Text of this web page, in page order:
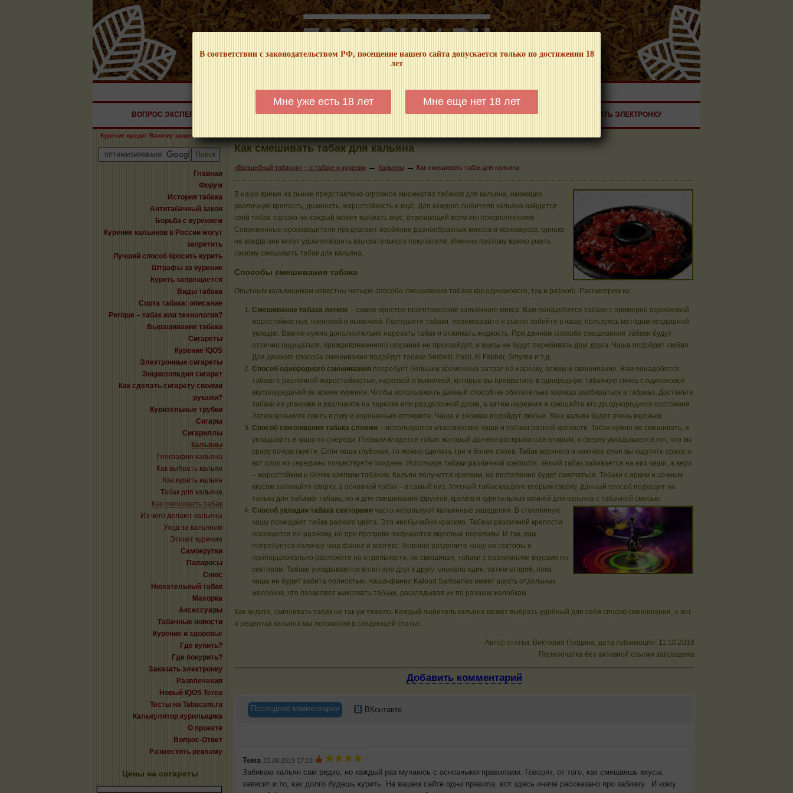
В соответствии с законодательством РФ, посещение нашего сайта допускается только по достижении 18
лет
Мне уже есть 18 лет Мне еще нет 18 лет
НАШ ПОРТАЛ – ИНФОРМАЦИОННЫЙ! МЫ НЕ ЗАНИМАЕМСЯ ПРОДАЖЕЙ И РЕКЛАМОЙ ТАБАЧНОЙ ПРОДУКЦИИ!
ВОПРОС ЭКСПЕРТУ КАЛЬЯНЫ ТРУБКИ ГДЕ КУПИТЬ ГДЕ ПОКУРИТЬ КУРЕНИЕ И ЗДОРОВЬЕ ЗАКАЗАТЬ ЭЛЕКТРОНКУ
Курение вредит Вашему здоровью!
Главная
Форум
История табака
Антитабачный закон
Борьба с курением
Курение кальянов в России могут
запретить
Лучший способ бросить курить
Штрафы за курение
Курить запрещается
Виды табака
Сорта табака: описание
Perique – табак или технология?
Выращивание табака
Сигареты
Курение IQOS
Электронные сигареты
Энциклопедия сигарет
Как сделать сигарету своими
руками?
Курительные трубки
Сигары
Сигариллы
Кальяны
География кальяна
Как выбрать кальян
Как курить кальян
Табак для кальяна
Как смешивать табак
Из чего делают кальяны
Уход за кальяном
Этикет курения
Самокрутки
Папиросы
Снюс
Нюхательный табак
Махорка
Аксессуары
Табачные новости
Курение и здоровье
Где купить?
Где покурить?
Заказать электронку
Развлечения
Новый IQOS Terea
Тесты на Tabacum.ru
Калькулятор курильщика
О проекте
Вопрос-Ответ
Разместить рекламу
Цены на сигареты
Как смешивать табак для кальяна
«Волшебный табачок» – о табаке и курении → Кальяны → Как смешивать табак для кальяна
В наше время на рынке представлено огромное множество табаков для кальяна, имеющих
различную крепость, дымность, жаростойкость и вкус. Для каждого любителя кальяна найдется
свой табак, однако не каждый может выбрать вкус, отвечающий всем его предпочтениям.
Современные производители предлагают изобилие разнообразных миксов и моновкусов, однако
не всегда они могут удовлетворить взыскательного покупателя. Именно поэтому важно уметь
самому смешивать табак для кальяна.
Способы смешивания табака
Опытным кальянщикам известны четыре способа смешивания табака как одинакового, так и разного. Рассмотрим их:
Смешивание табака легкое – самое простое приготовление кальянного микса. Вам понадобятся табаки с примерно одинаковой
жаростойкостью, нарезкой и вымочкой. Распушите табаки, перемешайте и рыхло забейте в чашу, пользуясь методом воздушной
укладки. Вам не нужно дополнительно нарезать табак и отжимать жидкость. При данном способе смешивания табаки будут
отлично ощущаться, преждевременного сгорания не произойдет, а вкусы не будут перебивать друг друга. Чаша подойдет любая.
Для данного способа смешивания подойдут табаки Serbetli, Fasil, Al Fakher, Smyrna и т.д.
Способ однородного смешивания потребует больших временных затрат на нарезку, отжим и смешивание. Вам понадобятся
табаки с различной жаростойкостью, нарезкой и вымочкой, которые вы превратите в однородную табачную смесь с одинаковой
вкусопередачей во время курения. Чтобы использовать данный способ не обязательно хорошо разбираться в табаках. Достаньте
табаки из упаковки и разложите на тарелке или разделочной доске, а затем нарежьте и смешайте его до однородного состояния.
Затем возьмите смесь в руку и хорошенько отожмите. Чаша и забивка подойдут любые. Ваш кальян будет очень вкусным.
Способ смешивания табака слоями – используются классические чаши и табаки разной крепости. Табак нужно не смешивать, а
укладывать в чашу по очереди. Первым кладется табак, который должен раскрываться вторым, а сверху укладывается тот, что вы
сразу почувствуете. Если чаша глубокая, то можно сделать три и более слоев. Табак верхнего и нижнего слоя вы ощутите сразу, а
вот слои из середины почувствуете позднее. Используя табаки различной крепости, легкий табак забивается на низ чаши, а верх
– жаростойким и более крепким табаком. Кальян получится крепким, но постепенно будет смягчаться. Табаки с ярким и сочным
вкусом забивайте сверху, а основной табак – в самый низ. Мятный табак кладите вторым сверху. Данный способ подходит не
только для забивки табака, но и для смешивания фруктов, кремов и курительных камней для кальяна с табачной смесью.
Способ укладки табака секторами часто используют кальянные заведения. В стеклянную
чашу помещают табак разного цвета. Это необычайно красиво. Табаки различной крепости
иссекаются по-разному, но при прогреве получаются вкусовые переливы. И так, вам
потребуется наличие чаш фанел и вортекс. Условно разделите чашу на секторы и
пропорционально разложите по отдельности, не смешивая, табаки с различными вкусами по
секторам. Табаки укладываются вплотную друг к другу: сначала один, затем второй, пока
чаша не будет забита полностью. Чаша-фанел Kaloud Samsarias имеет шесть отдельных
желобков, что позволяет миксовать табаки, раскладывая их по разным желобкам.
Как видите, смешивать табак не так уж тяжело. Каждый любитель кальяна может выбрать удобный для себя способ смешивания, а вот
о рецептах кальяна мы поговорим в следующей статье.
Автор статьи: Виктория Голдина, дата публикации: 11.10.2018
Перепечатка без активной ссылки запрещена
Добавить комментарий
Последние комментарии ВКонтакте
Тема 22.08.2019 17:23
Забиваю кальян сам редко, но каждый раз мучаюсь с основными правилами. Говорят, от того, как смешаешь вкусы,
зависит и то, как долго будешь курить. На вашем сайте одни правила, вот здесь иначе рассказано про забивку. И кому